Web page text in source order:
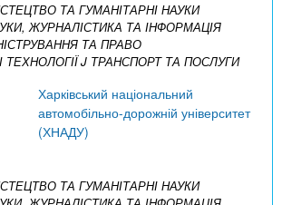
ТА ГУМАНІТАРНІ НАУКИ
ЖУРНАЛІСТИКА ТА ІНФОРМАЦІЯ
ТА ПРАВО
ТЕХНОЛОГІЇJ ТРАНСПОРТ ТА ПОСЛУГИ
Харківський національний
автомобільно-дорожній університет
(ХНАДУ)
ТА ГУМАНІТАРНІ НАУКИ